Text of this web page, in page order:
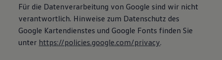
Für die Datenverarbeitung von Google sind wir nicht
verantwortlich. Hinweise zum Datenschutz des
Google Kartendienstes und Google Fonts finden Sie
unter https://policies.google.com/privacy.